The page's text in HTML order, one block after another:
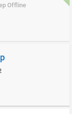
Offline